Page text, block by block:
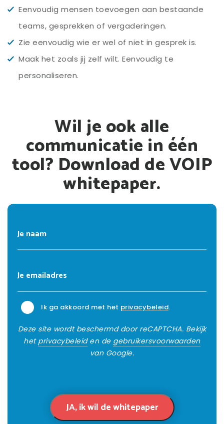
Eenvoudig mensen toevoegen aan bestaande
teams, gesprekken of vergaderingen.
Zie eenvoudig wie er wel of niet in gesprek is.
Maak het zoals jij zelf wilt. Eenvoudig te
personaliseren.
Wil je ook alle
communicatie in één
tool? Download de VOIP
whitepaper.
Ik ga akkoord met het privacybeleid.
Deze site wordt beschermd door reCAPTCHA. Bekijk
het privacybeleiden de gebruikersvoorwaarden
van Google.